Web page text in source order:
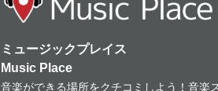
ミュージックプレイス
Music Place
音楽ができる場所をクチコミしよう！音楽